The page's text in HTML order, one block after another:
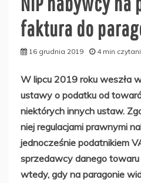
faktura do
16 grudnia 2019 4 min
W lipcu 2019 roku weszła
ustawy o podatku od
niektórych innych ustaw.
niej regulacjami prawnymi
jednocześnie podatnikiem
sprzedawcy danego towaru
wtedy, gdy na paragonie